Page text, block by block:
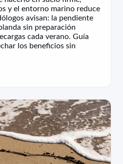
y el entorno marino reduce
avisan: la pendiente
sin preparación
cada verano. Guía
los beneficios sin